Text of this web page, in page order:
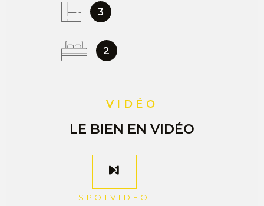
3
2
VIDÉO
LE BIEN EN VIDÉO
SPOTVIDEO